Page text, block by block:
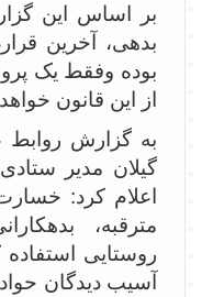
بر اساس این
بدهی، آخرین
بوده وفقط یک
از این قانون
به گزارش روابط
گیلان مدیر
اعلام کرد:
مترقبه،
روستایی
آسیب دیدگان